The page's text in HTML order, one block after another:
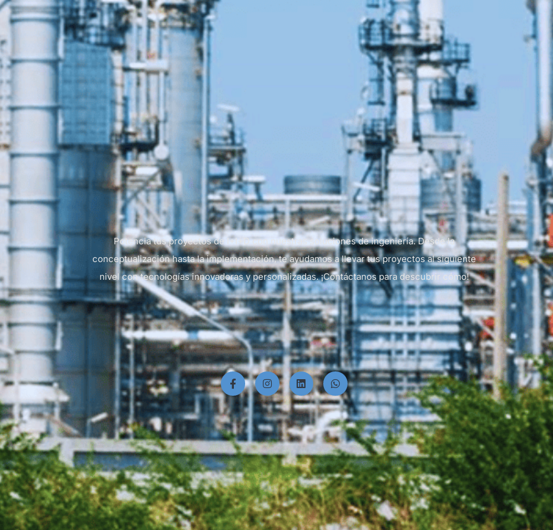
Potencia tus proyectos de I+I+D con nuestras soluciones de ingeniería. Desde la
conceptualización hasta la implementación, te ayudamos a llevar tus proyectos al siguiente
nivel con tecnologías innovadoras y personalizadas. ¡Contáctanos para descubrir cómo!